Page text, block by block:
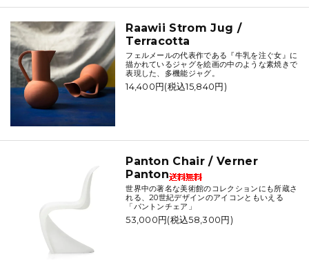
Raawii Strom Jug /
Terracotta
フェルメールの代表作である『牛乳を注ぐ女』に
描かれているジャグを絵画の中のような素焼きで
表現した、多機能ジャグ。
14,400円(税込15,840円)
Panton Chair / Verner
Panton
世界中の著名な美術館のコレクションにも所蔵さ
れる、20世紀デザインのアイコンともいえる
「パントンチェア」
53,000円(税込58,300円)